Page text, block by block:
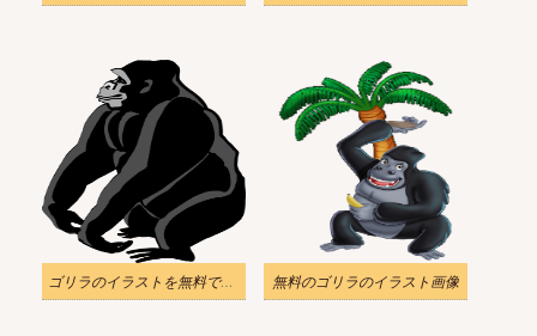
ゴリラのイラストを無料でダウンロード 4 無料のゴリラのイラスト画像